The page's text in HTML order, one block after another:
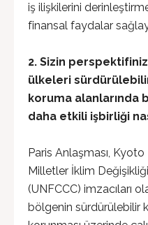
iş ilişkilerini
finansal faydalar
2. Sizin
ülkeleri
koruma alanlarında
daha etkili işbirliği
Paris Anlaşması,
Milletler İklim
(UNFCCC) imzacıları
bölgenin sürdürülebilir